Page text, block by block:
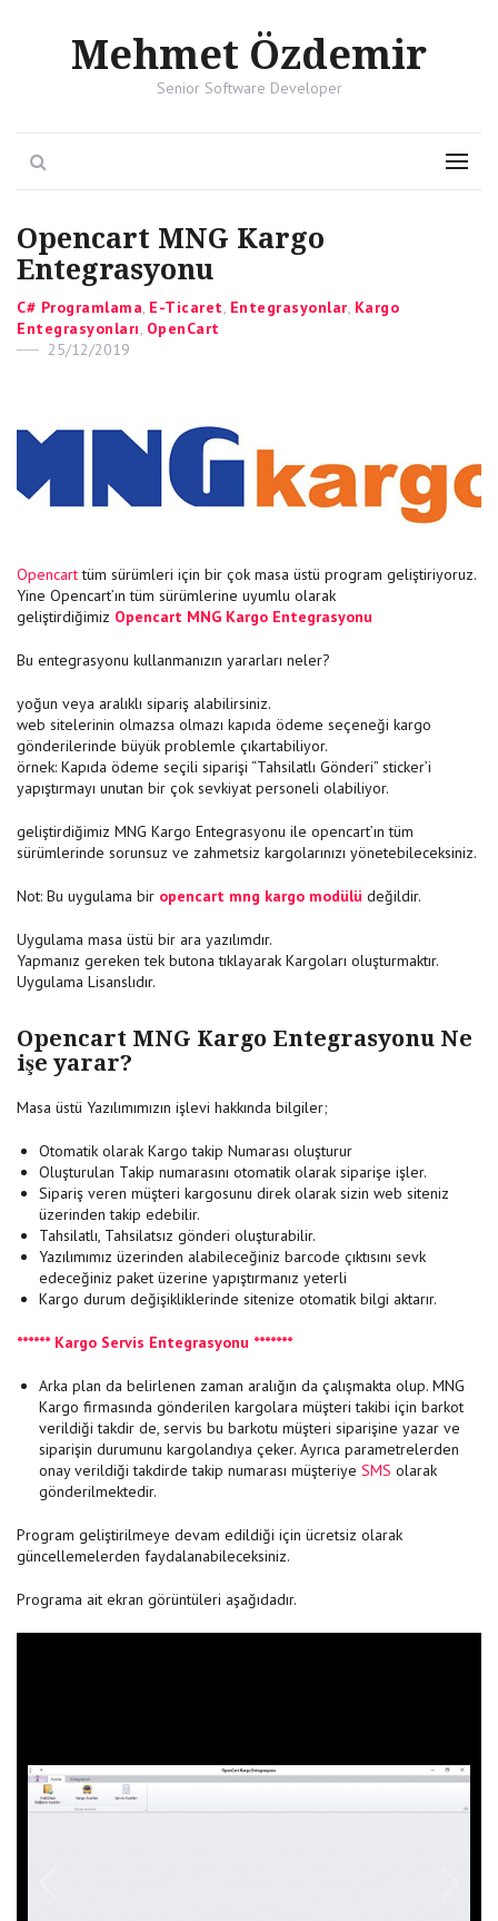
Mehmet Özdemir
Senior Software Developer
Menu
Opencart MNG Kargo
Entegrasyonu
Categories
C# Programlama, E-Ticaret, Entegrasyonlar, Kargo
Entegrasyonları, OpenCart
Posted
25/12/2019
Opencarttüm sürümleri için bir çok masa üstü program geliştiriyoruz.
Yine Opencart’ın tüm sürümlerine uyumlu olarak
geliştirdiğimiz Opencart MNG Kargo Entegrasyonu
Bu entegrasyonu kullanmanızın yararları neler?
yoğun veya aralıklı sipariş alabilirsiniz.
web sitelerinin olmazsa olmazı kapıda ödeme seçeneği kargo
gönderilerinde büyük problemle çıkartabiliyor.
örnek: Kapıda ödeme seçili siparişi “Tahsilatlı Gönderi” sticker’i
yapıştırmayı unutan bir çok sevkiyat personeli olabiliyor.
geliştirdiğimiz MNG Kargo Entegrasyonu ile opencart’ın tüm
sürümlerinde sorunsuz ve zahmetsiz kargolarınızı yönetebileceksiniz.
Not: Bu uygulama bir opencart mng kargo modülü değildir.
Uygulama masa üstü bir ara yazılımdır.
Yapmanız gereken tek butona tıklayarak Kargoları oluşturmaktır.
Uygulama Lisanslıdır.
Opencart MNG Kargo Entegrasyonu Ne
işe yarar?
Masa üstü Yazılımımızın işlevi hakkında bilgiler;
Otomatik olarak Kargo takip Numarası oluşturur
Oluşturulan Takip numarasını otomatik olarak siparişe işler.
Sipariş veren müşteri kargosunu direk olarak sizin web siteniz
üzerinden takip edebilir.
Tahsilatlı, Tahsilatsız gönderi oluşturabilir.
Yazılımımız üzerinden alabileceğiniz barcode çıktısını sevk
edeceğiniz paket üzerine yapıştırmanız yeterli
Kargo durum değişikliklerinde sitenize otomatik bilgi aktarır.
****** Kargo Servis Entegrasyonu *******
Arka plan da belirlenen zaman aralığın da çalışmakta olup. MNG
Kargo firmasında gönderilen kargolara müşteri takibi için barkot
verildiği takdir de, servis bu barkotu müşteri siparişine yazar ve
siparişin durumunu kargolandıya çeker. Ayrıca parametrelerden
onay verildiği takdirde takip numarası müşteriye SMS olarak
gönderilmektedir.
Program geliştirilmeye devam edildiği için ücretsiz olarak
güncellemelerden faydalanabileceksiniz.
Programa ait ekran görüntüleri aşağıdadır.